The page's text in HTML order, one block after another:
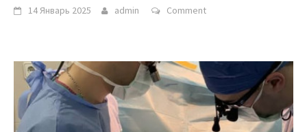
14 Январь 2025 admin Comment